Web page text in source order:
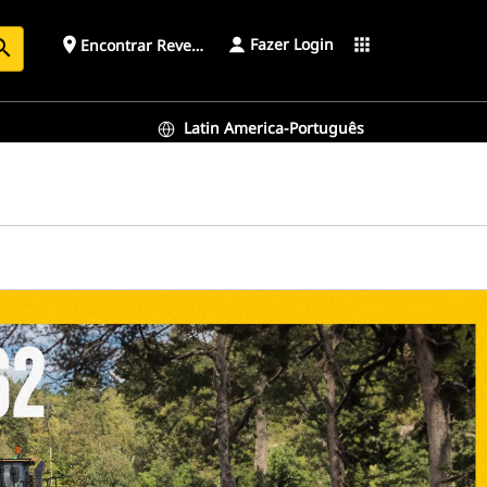
place Encontrar Revendedor Fazer Login apps
Latin America-Português